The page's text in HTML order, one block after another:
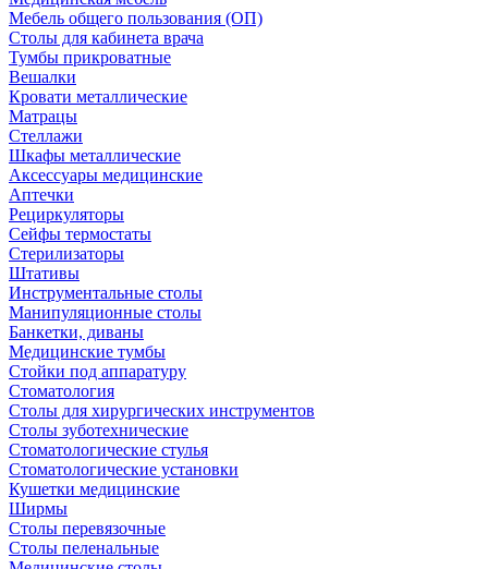
Мебель общего пользования (ОП)
Столы для кабинета врача
Тумбы прикроватные
Вешалки
Кровати металлические
Матрацы
Стеллажи
Шкафы металлические
Аксессуары медицинские
Аптечки
Рециркуляторы
Сейфы термостаты
Стерилизаторы
Штативы
Инструментальные столы
Манипуляционные столы
Банкетки, диваны
Медицинские тумбы
Стойки под аппаратуру
Стоматология
Столы для хирургических инструментов
Столы зуботехнические
Стоматологические стулья
Стоматологические установки
Кушетки медицинские
Ширмы
Столы перевязочные
Столы пеленальные